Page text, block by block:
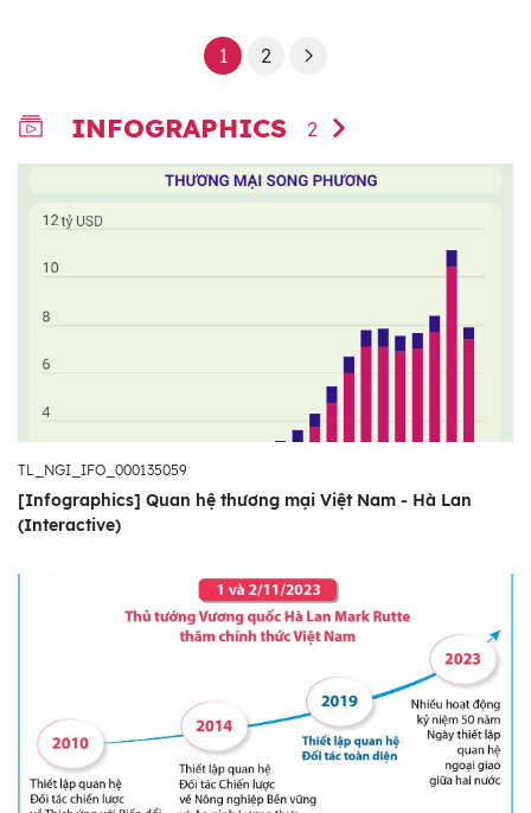
1 2
INFOGRAPHICS 2
TL_NGI_IFO_000135059
[Infographics] Quan hệ thương mại Việt Nam - Hà Lan
(Interactive)